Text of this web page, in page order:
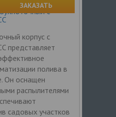
с
корпус с
представляет
полива в
Он оснащен
распылителями
садовых участков
ЗАКАЗАТЬ